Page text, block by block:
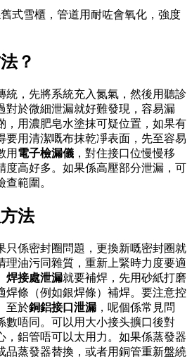
式雪櫃，管道用耐咗會氧化，強度
？
統，先將系統充入氮氣，然後用聽診
對於微細泄漏就好難發現，容易漏
，用濃肥皂水塗抹可疑位置，如果有
要用清潔嘅布抹乾凈表面，先至容易
用 電子檢漏儀 ，對住接口位慢慢移
度高好多。如果係高壓部分泄漏，可
範圍。
法
只係密封圈問題，更換新嘅密封圈就
理油污同雜質，重新上緊時力度要適
焊接處泄漏就要補焊，先用砂紙打磨
焊條（例如銀焊條）補焊。要注意控
至於銅鋁接口泄漏 ，呢個係常見問
數唔同。可以用大小接头擴口後對
，鋁管唔可以太用力。如果係蒸發器
品蒸發器替換，或者用銅管重新盤繞